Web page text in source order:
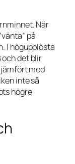
När
på
I högupplösta
och det blir
med
inte så
högre